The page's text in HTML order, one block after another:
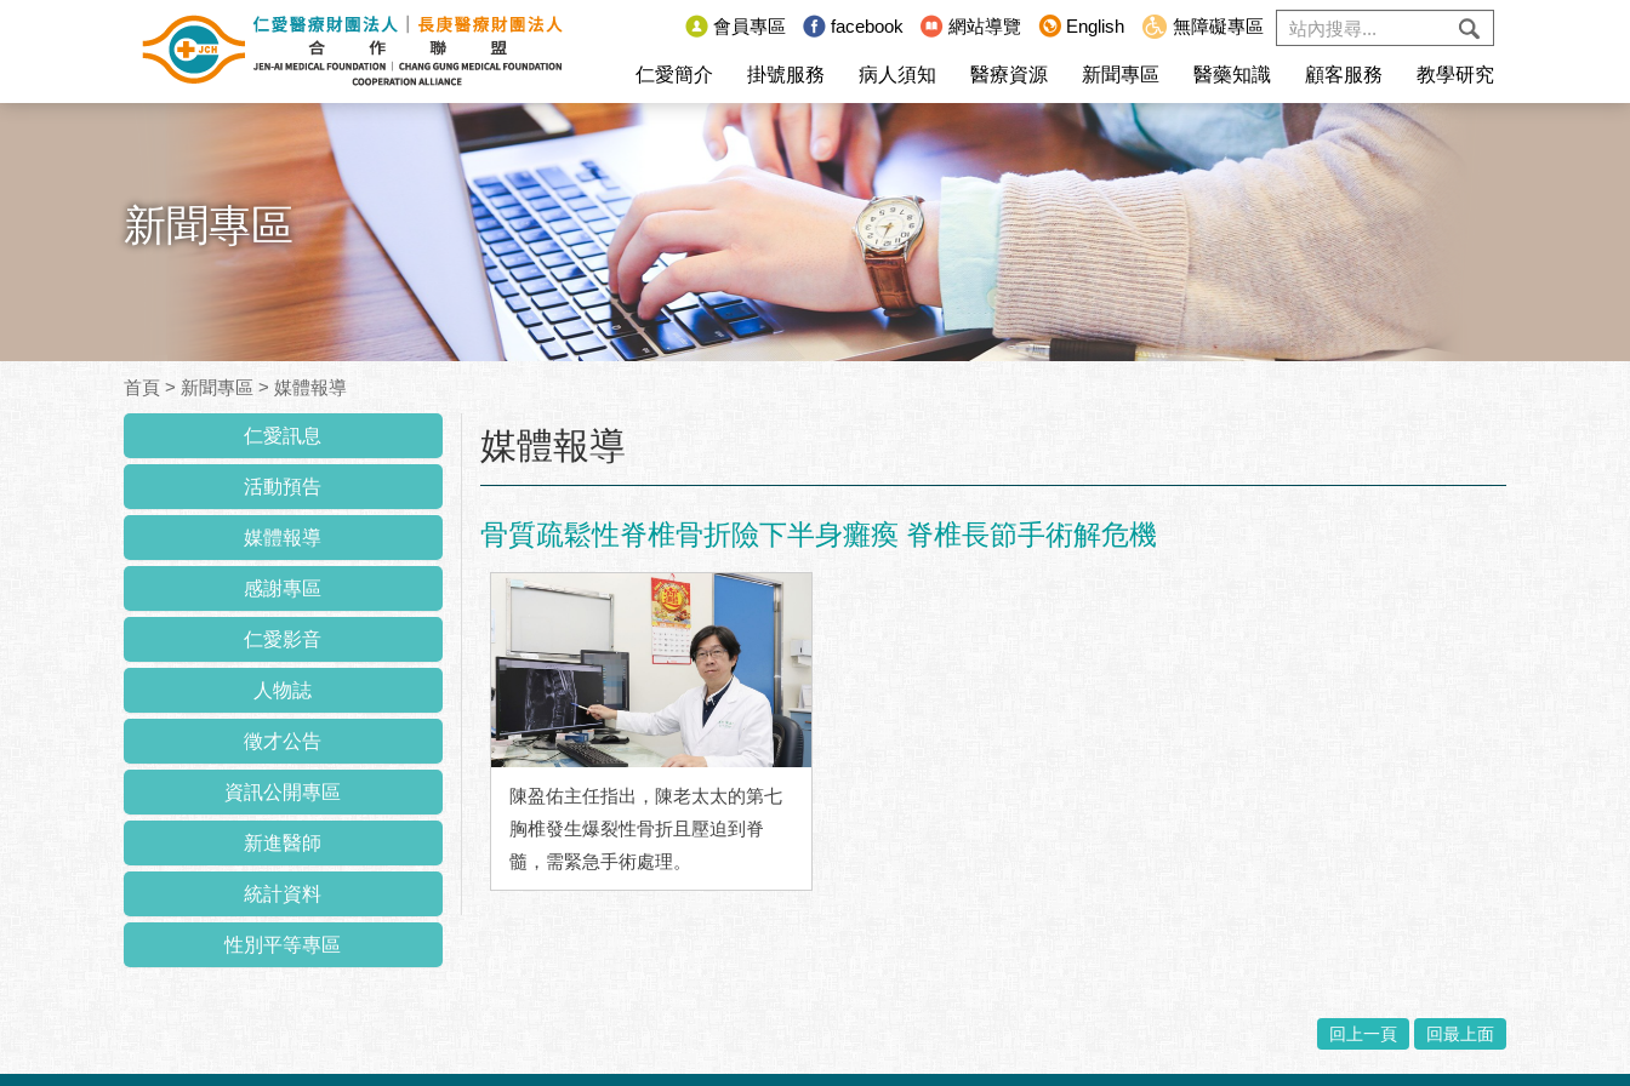
仁愛簡介 掛號服務 病人須知 醫療資源 新聞專區 醫藥知識 顧客服務 教學研究
會員專區 facebook 網站導覽 English 無障礙專區
新聞專區
首頁 > 新聞專區 > 媒體報導
仁愛訊息
活動預告
媒體報導
感謝專區
仁愛影音
人物誌
徵才公告
資訊公開專區
新進醫師
統計資料
性別平等專區
:::
媒體報導
骨質疏鬆性脊椎骨折險下半身癱瘓 脊椎長節手術解危機
陳盈佑主任指出，陳老太太的第七
胸椎發生爆裂性骨折且壓迫到脊
髓，需緊急手術處理。
回上一頁 回最上面